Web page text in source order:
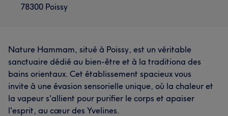
78300 Poissy
Nature Hammam, situé à Poissy, est un véritable
sanctuaire dédié au bien-être et à la traditiona des
bains orientaux. Cet établissement spacieux vous
invite à une évasion sensorielle unique, où la chaleur et
la vapeur s'allient pour purifier le corps et apaiser
l'esprit, au cœur des Yvelines.